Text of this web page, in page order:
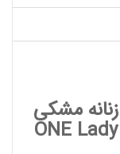
مشکی
ONE Lady